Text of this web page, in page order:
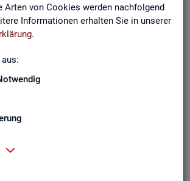
Arten von Cookies werden nachfolgend
Informationen erhalten Sie in unserer
.